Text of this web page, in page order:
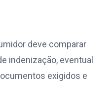
deve comparar
indenização, eventual
exigidos e